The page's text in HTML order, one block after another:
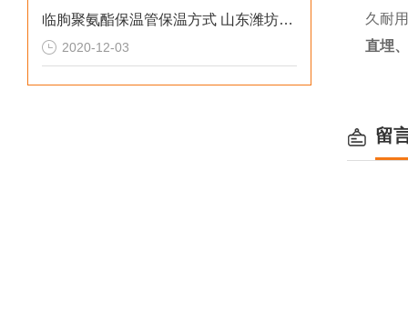
临朐聚氨酯保温管保温方式 山东潍坊保温管
2020-12-03
久耐
直埋
留